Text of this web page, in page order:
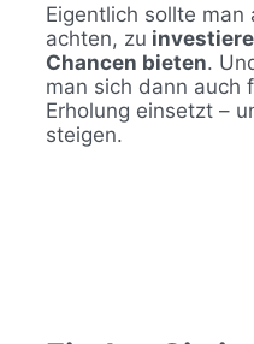
Eigentlich sollte
achten, zu
Chancen bieten.
man sich dann auch
Erholung einsetzt –
steigen.